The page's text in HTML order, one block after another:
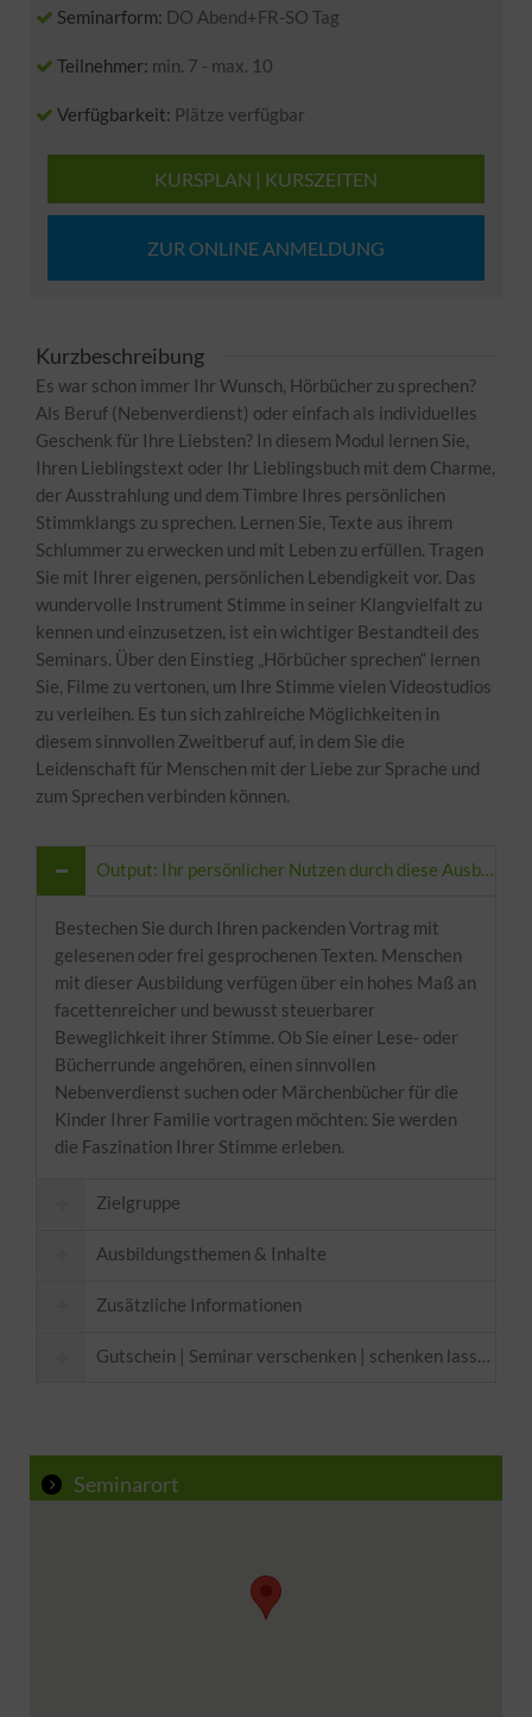
Seminarform: DO Abend+FR-SO Tag
Teilnehmer: min. 7 - max. 10
Verfügbarkeit: Plätze verfügbar
KURSPLAN | KURSZEITEN
ZUR ONLINE ANMELDUNG
Kurzbeschreibung
Es war schon immer Ihr Wunsch, Hörbücher zu sprechen?
Als Beruf (Nebenverdienst) oder einfach als individuelles
Geschenk für Ihre Liebsten? In diesem Modul lernen Sie,
Ihren Lieblingstext oder Ihr Lieblingsbuch mit dem Charme,
der Ausstrahlung und dem Timbre Ihres persönlichen
Stimmklangs zu sprechen. Lernen Sie, Texte aus ihrem
Schlummer zu erwecken und mit Leben zu erfüllen. Tragen
Sie mit Ihrer eigenen, persönlichen Lebendigkeit vor. Das
wundervolle Instrument Stimme in seiner Klangvielfalt zu
kennen und einzusetzen, ist ein wichtiger Bestandteil des
Seminars. Über den Einstieg „Hörbücher sprechen“ lernen
Sie, Filme zu vertonen, um Ihre Stimme vielen Videostudios
zu verleihen. Es tun sich zahlreiche Möglichkeiten in
diesem sinnvollen Zweitberuf auf, in dem Sie die
Leidenschaft für Menschen mit der Liebe zur Sprache und
zum Sprechen verbinden können.
Output: Ihr persönlicher Nutzen durch diese Ausbildung
Bestechen Sie durch Ihren packenden Vortrag mit
gelesenen oder frei gesprochenen Texten. Menschen
mit dieser Ausbildung verfügen über ein hohes Maß an
facettenreicher und bewusst steuerbarer
Beweglichkeit ihrer Stimme. Ob Sie einer Lese- oder
Bücherrunde angehören, einen sinnvollen
Nebenverdienst suchen oder Märchenbücher für die
Kinder Ihrer Familie vortragen möchten: Sie werden
die Faszination Ihrer Stimme erleben.
Zielgruppe
Ausbildungsthemen & Inhalte
Zusätzliche Informationen
Voraussetzungen:
Gutschein | Seminar verschenken | schenken lassen
Seminarort